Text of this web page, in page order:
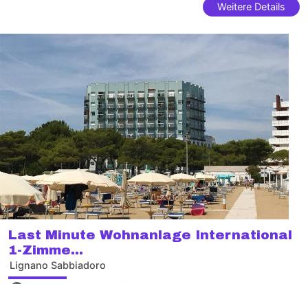
Weitere Details
Last Minute Wohnanlage International
1-Zimme...
Lignano Sabbiadoro